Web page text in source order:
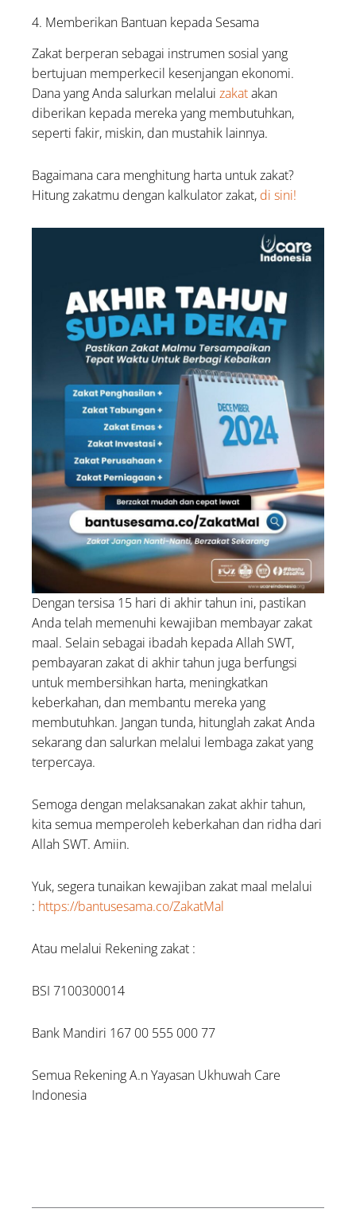
4. Memberikan Bantuan kepada Sesama
Zakat berperan sebagai instrumen sosial yang
bertujuan memperkecil kesenjangan ekonomi.
Dana yang Anda salurkan melaluizakatakan
diberikan kepada mereka yang membutuhkan,
seperti fakir, miskin, dan mustahik lainnya.
Bagaimana cara menghitung harta untuk zakat?
Hitung zakatmu dengan kalkulator zakat, di sini!
Dengan tersisa 15 hari di akhir tahun ini, pastikan
Anda telah memenuhi kewajiban membayar zakat
maal. Selain sebagai ibadah kepada Allah SWT,
pembayaran zakat di akhir tahun juga berfungsi
untuk membersihkan harta, meningkatkan
keberkahan, dan membantu mereka yang
membutuhkan. Jangan tunda, hitunglah zakat Anda
sekarang dan salurkan melalui lembaga zakat yang
terpercaya.
Semoga dengan melaksanakan zakat akhir tahun,
kita semua memperoleh keberkahan dan ridha dari
Allah SWT. Amiin.
Yuk, segera tunaikan kewajiban zakat maal melalui
: https://bantusesama.co/ZakatMal
Atau melalui Rekening zakat :
BSI 7100300014
Bank Mandiri 167 00 555 000 77
Semua Rekening A.n Yayasan Ukhuwah Care
Indonesia